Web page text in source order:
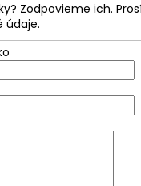
Zodpovieme ich.
údaje.